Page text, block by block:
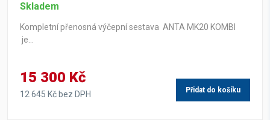
Skladem
Kompletní přenosná výčepní sestava ANTA MK20 KOMBI
je...
15 300 Kč
12 645 Kč bez DPH Přidat do košíku